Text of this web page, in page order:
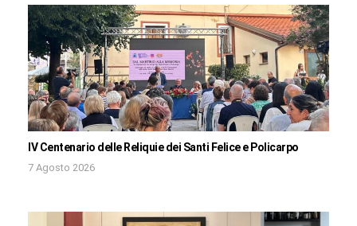
IV Centenario delle Reliquie dei Santi Felice e Policarpo
7 Agosto 2026